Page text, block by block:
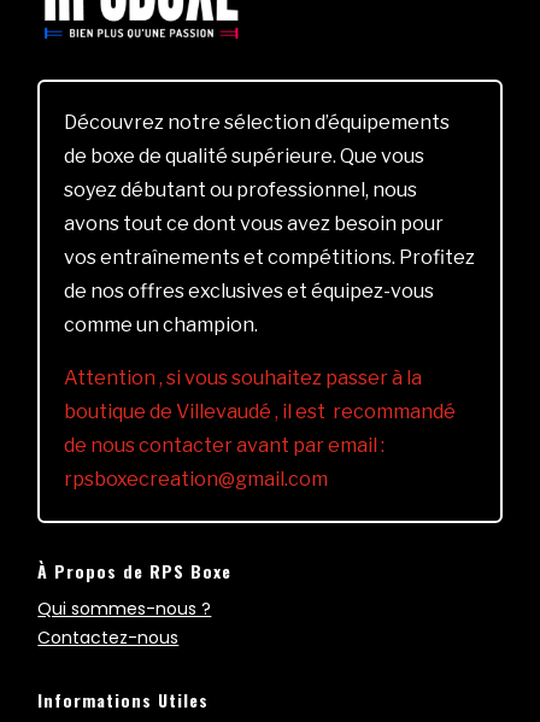
Découvrez notre sélection d’équipements
de boxe de qualité supérieure. Que vous
soyez débutant ou professionnel, nous
avons tout ce dont vous avez besoin pour
vos entraînements et compétitions. Profitez
de nos offres exclusives et équipez-vous
comme un champion.
Attention , si vous souhaitez passer à la
boutique de Villevaudé , il est recommandé
de nous contacter avant par email :
rpsboxecreation@gmail.com
À Propos de RPS Boxe
Qui sommes-nous ?
Contactez-nous
Informations Utiles